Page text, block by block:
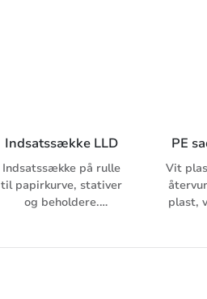
Indsatssække LLD
Indsatssække på rulle
til papirkurve, stativer
og beholdere.
Polyethylensække LLD
PE
Vit
plast,